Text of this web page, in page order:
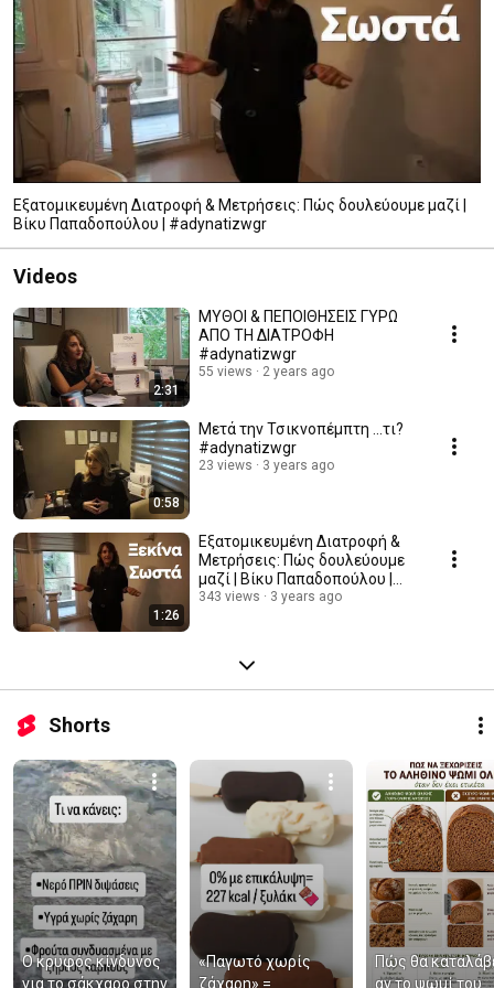
Εξατομικευμένη Διατροφή & Μετρήσεις: Πώς δουλεύουμε μαζί |
Βίκυ Παπαδοπούλου | #adynatizwgr
Videos
2:31
ΜΥΘΟΙ & ΠΕΠΟΙΘΗΣΕΙΣ ΓΥΡΩ
ΑΠΟ ΤΗ ΔΙΑΤΡΟΦΗ
#adynatizwgr
55 views 2 years ago
0:58
Μετά την Τσικνοπέμπτη ...τι?
#adynatizwgr
23 views 3 years ago
1:26
Εξατομικευμένη Διατροφή &
Μετρήσεις: Πώς δουλεύουμε
μαζί | Βίκυ Παπαδοπούλου |
#adynatizwgr
343 views 3 years ago
Shorts
Ο κρυφός κίνδυνος
για το σάκχαρο στην
«Παγωτό χωρίς
ζάχαρη» =
Πώς θα
αν το ψωμί του